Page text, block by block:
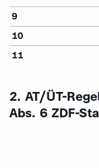
9
10
11
2. AT/ÜT-
Abs. 6 ZDF-